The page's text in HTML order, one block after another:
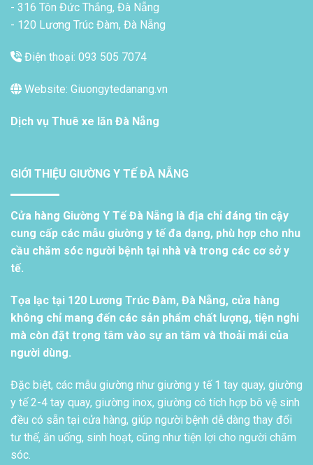
- 316 Tôn Đức Thắng, Đà Nẵng
- 120 Lương Trúc Đàm, Đà Nẵng
Điện thoại: 093 505 7074
Website: Giuongytedanang.vn
Dịch vụ Thuê xe lăn Đà Nẵng
GIỚI THIỆU GIƯỜNG Y TẾ ĐÀ NẴNG
Cửa hàng Giường Y Tế Đà Nẵng là địa chỉ đáng tin cậy
cung cấp các mẫu giường y tế đa dạng, phù hợp cho nhu
cầu chăm sóc người bệnh tại nhà và trong các cơ sở y
tế.
Tọa lạc tại 120 Lương Trúc Đàm, Đà Nẵng, cửa hàng
không chỉ mang đến các sản phẩm chất lượng, tiện nghi
mà còn đặt trọng tâm vào sự an tâm và thoải mái của
người dùng.
Đặc biệt, các mẫu giường như giường y tế 1 tay quay, giường
y tế 2-4 tay quay, giường inox, giường có tích hợp bô vệ sinh
đều có sẵn tại cửa hàng, giúp người bệnh dễ dàng thay đổi
tư thế, ăn uống, sinh hoạt, cũng như tiện lợi cho người chăm
sóc.